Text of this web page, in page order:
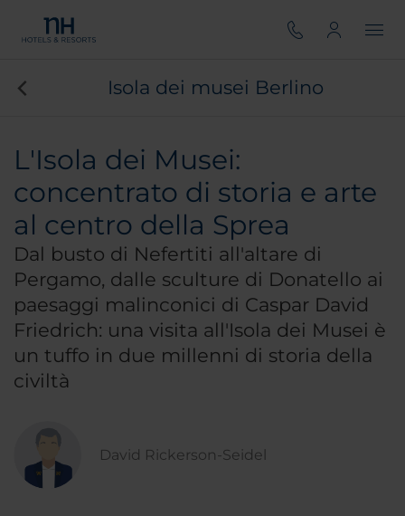
Isola dei musei Berlino
L'Isola dei Musei:
concentrato di storia e arte
al centro della Sprea
Dal busto di Nefertiti all'altare di
Pergamo, dalle sculture di Donatello ai
paesaggi malinconici di Caspar David
Friedrich: una visita all'Isola dei Musei è
un tuffo in due millenni di storia della
civiltà
David Rickerson-Seidel